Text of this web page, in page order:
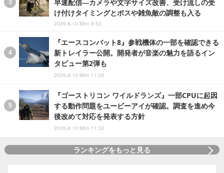
早速配信―カメラや文字サイズ改善、受け流しの受
け付けタイミングとボスや雑魚敵の調整も入る
2026.8.10 Mon 8:52
『エースコンバット8』参戦機体の一部を確認できる
新トレイラー公開。開発者が音楽の魅力を語るイン
タビュー第2弾も
2026.8.10 Mon 11:00
『ゴーストリコン ワイルドランズ』一部CPUに起因
する動作問題をユービーアイが確認。調査を進め今
後改めて対応を発表する方針
2026.8.10 Mon 11:30
ランキングをもっと見る